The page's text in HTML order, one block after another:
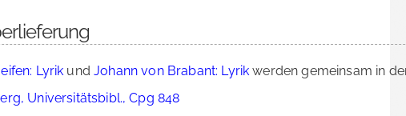
Lyrik undJohann von Brabant: Lyrik werden gemeinsam in
Universitätsbibl., Cpg 848